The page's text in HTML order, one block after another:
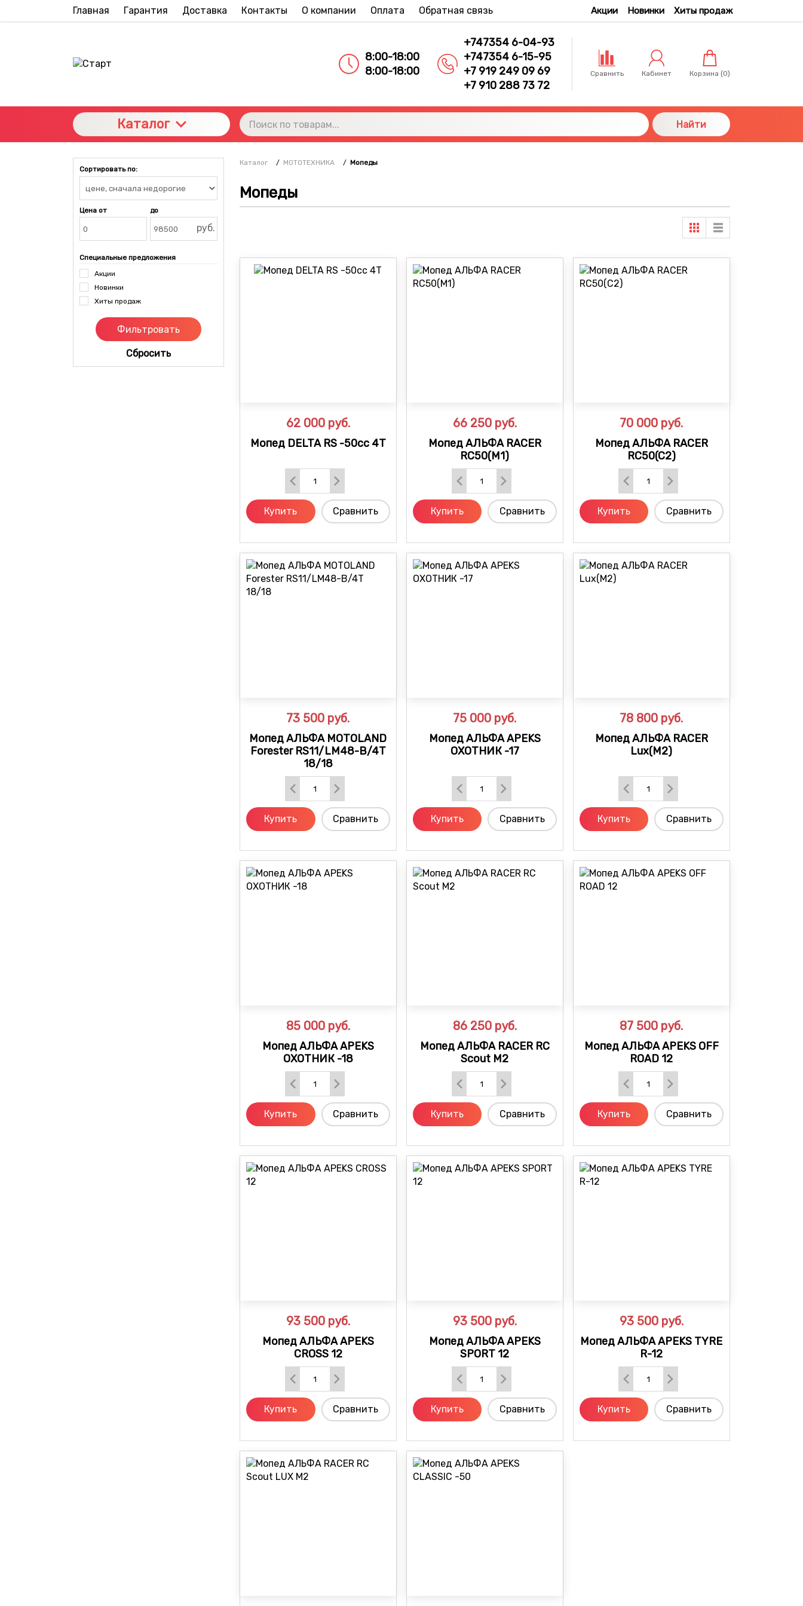
Главная Гарантия Доставка Контакты О компании Оплата Обратная связь Акции Новинки Хиты продаж
8:00-18:00
8:00-18:00
+747354 6-04-93
+747354 6-15-95
+7 919 249 09 69
+7 910 288 73 72
Сравнить Кабинет Корзина (0)
Каталог Найти
Сортировать по:
Цена от до
руб.
Специальные предложения
Акции
Новинки
Хиты продаж
Cбросить
Каталог / МОТОТЕХНИКА / Мопеды
Мопеды
62 000 руб.
Мопед DELTA RS -50cc 4T
Купить Сравнить
66 250 руб.
Мопед АЛЬФА RACER
RC50(М1)
Купить Сравнить
70 000 руб.
Мопед АЛЬФА RACER
RC50(C2)
Купить Сравнить
73 500 руб.
Мопед АЛЬФА MOTOLAND
Forester RS11/LM48-B/4Т
18/18
Купить Сравнить
75 000 руб.
Мопед АЛЬФА APEKS
ОХОТНИК -17
Купить Сравнить
78 800 руб.
Мопед АЛЬФА RACER
Lux(M2)
Купить Сравнить
85 000 руб.
Мопед АЛЬФА APEKS
ОХОТНИК -18
Купить Сравнить
86 250 руб.
Мопед АЛЬФА RACER RC
Scout M2
Купить Сравнить
87 500 руб.
Мопед АЛЬФА APEKS OFF
ROAD 12
Купить Сравнить
93 500 руб.
Мопед АЛЬФА APEKS
CROSS 12
Купить Сравнить
93 500 руб.
Мопед АЛЬФА APEKS
SPORT 12
Купить Сравнить
93 500 руб.
Мопед АЛЬФА APEKS TYRE
R-12
Купить Сравнить